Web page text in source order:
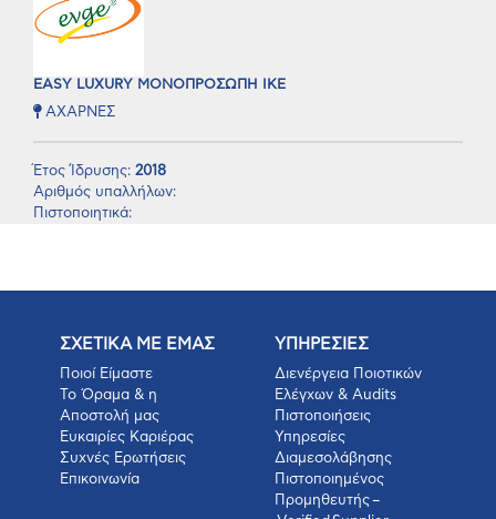
EASY LUXURY ΜΟΝΟΠΡΟΣΩΠΗ ΙΚΕ
ΑΧΑΡΝΕΣ
Έτος Ίδρυσης: 2018
Αριθμός υπαλλήλων:
Πιστοποιητικά:
ΣΧΕΤΙΚΑ ΜΕ ΕΜΑΣ
Ποιοί Είμαστε
Το Όραμα & η
Αποστολή μας
Ευκαιρίες Καριέρας
Συχνές Ερωτήσεις
Επικοινωνία
ΥΠΗΡΕΣΙΕΣ
Διενέργεια Ποιοτικών
Ελέγχων & Audits
Πιστοποιήσεις
Υπηρεσίες
Διαμεσολάβησης
Πιστοποιημένος
Προμηθευτής –